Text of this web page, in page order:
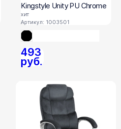
Kingstyle Unity PU Chrome
хит
Артикул: 1003501
493
руб.